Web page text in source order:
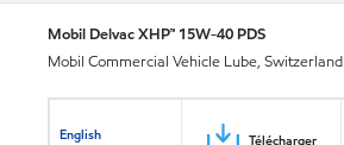
Mobil Delvac XHP™ 15W-40 PDS
Mobil Commercial Vehicle Lube, Switzerland
English Télécharger